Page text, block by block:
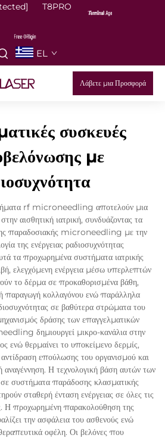
T8PRO
EL
Λάβετε μια Προσφορά
συσκευές
με
rf microneedling αποτελούν μια
αισθητική ιατρική, συνδυάζοντας τα
παραδοσιακής microneedling με την
της ενέργειας ραδιοσυχνότητας
προχωρημένα συστήματα ιατρικής
ελεγχόμενη ενέργεια μέσω υπερλεπτών
το δέρμα σε προκαθορισμένα βάθη,
παραγωγή κολλαγόνου ενώ παράλληλα
σε βαθύτερα στρώματα του
δράσης των επαγγελματικών
δημιουργεί μικρο-κανάλια στην
ενώ θερμαίνει το υποκείμενο δερμίς,
επούλωσης του οργανισμού και
Η τεχνολογική βάση αυτών των
σε συστήματα παράδοσης κλασματικής
σταθερή ένταση ενέργειας σε όλες τις
Η προχωρημένη παρακολούθηση της
την ασφάλεια του ασθενούς ενώ
οφέλη. Οι βελόνες που